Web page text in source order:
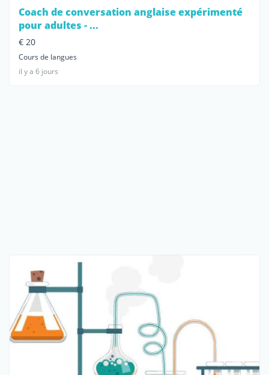
Coach de conversation anglaise expérimenté
pour adultes - ...
€ 20
Cours de langues
il y a 6 jours